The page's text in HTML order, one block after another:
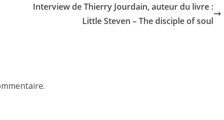
Interview de Thierry Jourdain, auteur du livre :
Little Steven – The disciple of soul